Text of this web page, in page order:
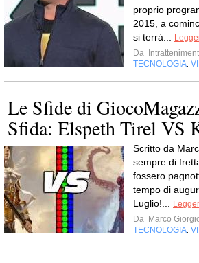
proprio
2015, a
si terrà...
Da
TECNOLOGIA
Le Sfide di
Sfida: Elspeth Tirel VS
Scritto da
sempre di
fossero
tempo di
Luglio!...
Da Marco
TECNOLOGIA